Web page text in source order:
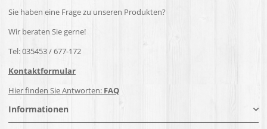
Sie haben eine Frage zu unseren Produkten?
Wir beraten Sie gerne!
Tel: 035453 / 677-172
Kontaktformular
Hier finden Sie Antworten: FAQ
Informationen